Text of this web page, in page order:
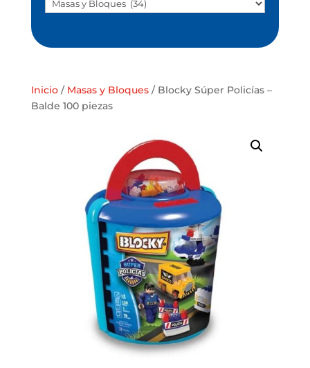
Inicio/ Masas y Bloques/ Blocky Súper Policías –
Balde 100 piezas